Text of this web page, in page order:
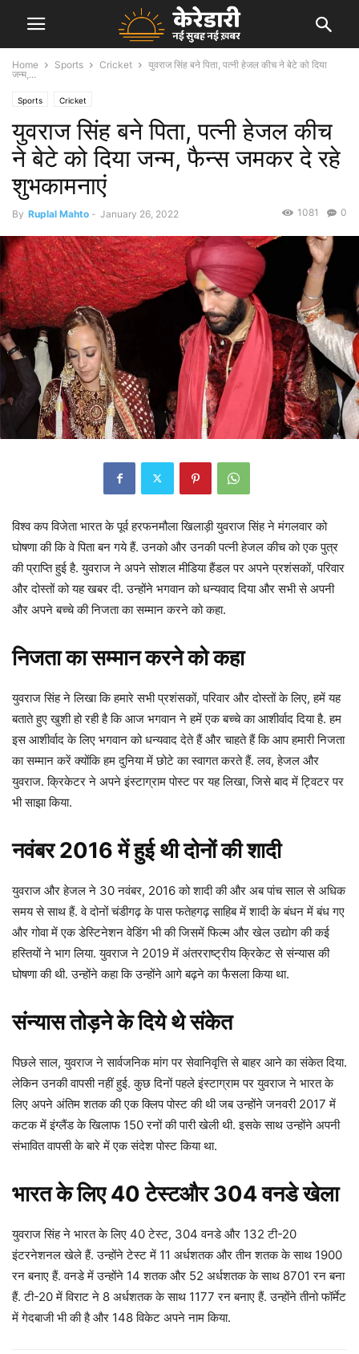
Home Sports Cricket
युवराज सिंह बने पिता, पत्नी हेजल कीच ने बेटे को दिया
जन्म,...
Sports Cricket
युवराज सिंह बने पिता, पत्नी हेजल कीच
ने बेटे को दिया जन्म, फैन्स जमकर दे रहे
शुभकामनाएं
By Ruplal Mahto - January 26, 2022 0
1081
विश्व कप विजेता भारत के पूर्व हरफनमौला खिलाड़ी युवराज सिंह ने मंगलवार को
घोषणा की कि वे पिता बन गये हैं. उनको और उनकी पत्नी हेजल कीच को एक पुत्र
की प्राप्ति हुई है. युवराज ने अपने सोशल मीडिया हैंडल पर अपने प्रशंसकों, परिवार
और दोस्तों को यह खबर दी. उन्होंने भगवान को धन्यवाद दिया और सभी से अपनी
और अपने बच्चे की निजता का सम्मान करने को कहा.
निजता का सम्मान करने को कहा
युवराज सिंह ने लिखा कि हमारे सभी प्रशंसकों, परिवार और दोस्तों के लिए, हमें यह
बताते हुए खुशी हो रही है कि आज भगवान ने हमें एक बच्चे का आशीर्वाद दिया है. हम
इस आशीर्वाद के लिए भगवान को धन्यवाद देते हैं और चाहते हैं कि आप हमारी निजता
का सम्मान करें क्योंकि हम दुनिया में छोटे का स्वागत करते हैं. लव, हेजल और
युवराज. क्रिकेटर ने अपने इंस्टाग्राम पोस्ट पर यह लिखा, जिसे बाद में ट्विटर पर
भी साझा किया.
नवंबर 2016 में हुई थी दोनों की शादी
युवराज और हेजल ने 30 नवंबर, 2016 को शादी की और अब पांच साल से अधिक
समय से साथ हैं. वे दोनों चंडीगढ़ के पास फतेहगढ़ साहिब में शादी के बंधन में बंध गए
और गोवा में एक डेस्टिनेशन वेडिंग भी की जिसमें फिल्म और खेल उद्योग की कई
हस्तियों ने भाग लिया. युवराज ने 2019 में अंतरराष्ट्रीय क्रिकेट से संन्यास की
घोषणा की थी. उन्होंने कहा कि उन्होंने आगे बढ़ने का फैसला किया था.
संन्यास तोड़ने के दिये थे संकेत
पिछले साल, युवराज ने सार्वजनिक मांग पर सेवानिवृत्ति से बाहर आने का संकेत दिया.
लेकिन उनकी वापसी नहीं हुई. कुछ दिनों पहले इंस्टाग्राम पर युवराज ने भारत के
लिए अपने अंतिम शतक की एक क्लिप पोस्ट की थी जब उन्होंने जनवरी 2017 में
कटक में इंग्लैंड के खिलाफ 150 रनों की पारी खेली थी. इसके साथ उन्होंने अपनी
संभावित वापसी के बारे में एक संदेश पोस्ट किया था.
भारत के लिए 40 टेस्टऔर 304 वनडे खेला
युवराज सिंह ने भारत के लिए 40 टेस्ट, 304 वनडे और 132 टी-20
इंटरनेशनल खेले हैं. उन्होंने टेस्ट में 11 अर्धशतक और तीन शतक के साथ 1900
रन बनाए हैं. वनडे में उन्होंने 14 शतक और 52 अर्धशतक के साथ 8701 रन बना
हैं. टी-20 में विराट ने 8 अर्धशतक के साथ 1177 रन बनाए हैं. उन्होंने तीनो फॉर्मेट
में गेदबाजी भी की है और 148 विकेट अपने नाम किया.